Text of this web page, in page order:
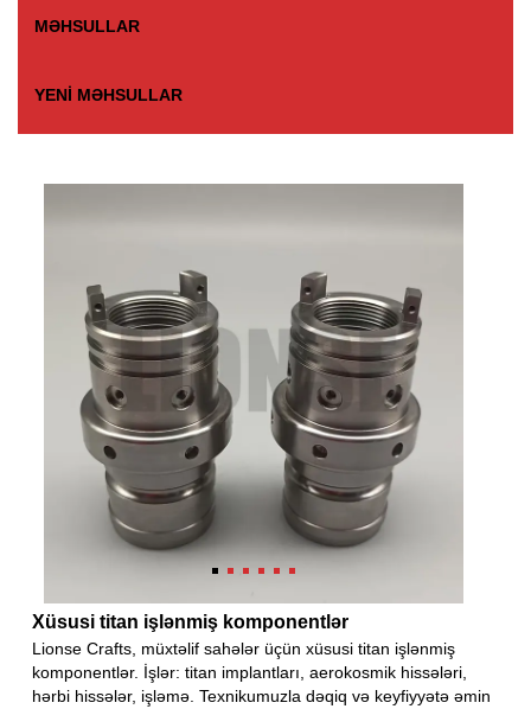
MƏHSULLAR
YENI MƏHSULLAR
Xüsusi titan işlənmiş komponentlər
Lionse Crafts, müxtəlif sahələr üçün xüsusi titan işlənmiş
komponentlər. İşlər: titan implantları, aerokosmik hissələri,
hərbi hissələr, işləmə. Texnikumuzla dəqiq və keyfiyyətə əmin